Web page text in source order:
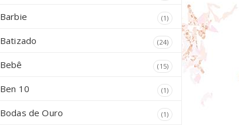
Barbie (1)
Batizado (24)
Bebê (15)
Ben 10 (1)
Bodas de Ouro (1)